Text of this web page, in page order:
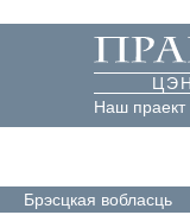
Наш праект
Брэсцкая вобласць